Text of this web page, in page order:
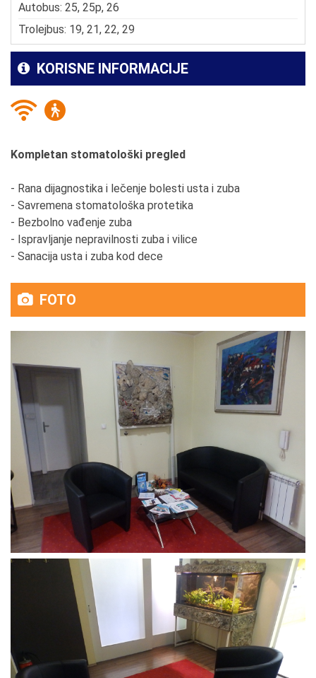
Autobus: 25, 25p, 26
Trolejbus: 19, 21, 22, 29
KORISNE INFORMACIJE
Kompletan stomatološki pregled
- Rana dijagnostika i lečenje bolesti usta i zuba
- Savremena stomatološka protetika
- Bezbolno vađenje zuba
- Ispravljanje nepravilnosti zuba i vilice
- Sanacija usta i zuba kod dece
FOTO